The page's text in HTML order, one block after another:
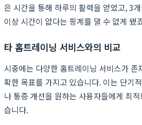
은 시간을 통해 하루의 활력을 얻었고, 3
이상 시간이 없다는 핑계를 댈 수 없게
타 홈트레이닝 서비스와의 비교
시중에는 다양한 홈트레이닝 서비스가
확한 목표를 가지고 있습니다. 이는 단기
나 통증 개선을 원하는 사용자들에게 최
습니다.